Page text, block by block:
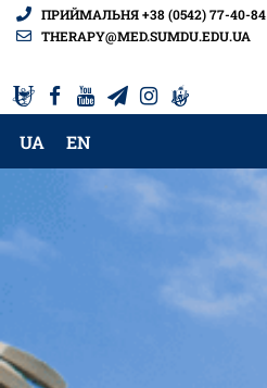
ПРИЙМАЛЬНЯ +38 (0542) 77-40-84
THERAPY@MED.SUMDU.EDU.UA
UA EN